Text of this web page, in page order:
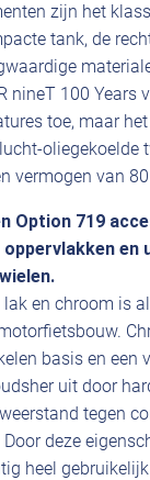
zijn het
tank, de
nineT 100 Years
toe, maar
oliegekoelde
vermogen van
Option 719
en
en chroom is
basis en een
uit door
tegen
deze
heel